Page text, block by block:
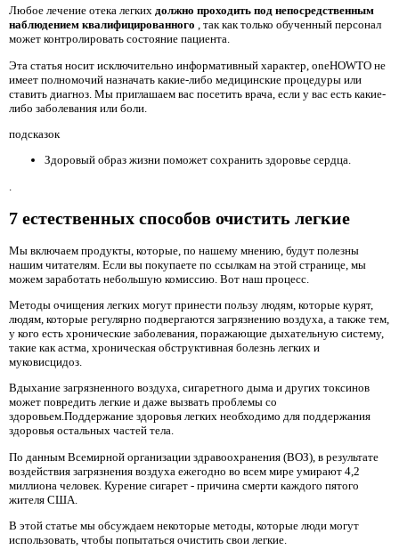
Любое лечение отека легких должно проходить под непосредственным
наблюдением квалифицированного , так как только обученный персонал
может контролировать состояние пациента.
Эта статья носит исключительно информативный характер, oneHOWTO не
имеет полномочий назначать какие-либо медицинские процедуры или
ставить диагноз. Мы приглашаем вас посетить врача, если у вас есть какие-
либо заболевания или боли.
подсказок
Здоровый образ жизни поможет сохранить здоровье сердца.
7 естественных способов очистить легкие
Мы включаем продукты, которые, по нашему мнению, будут полезны
нашим читателям. Если вы покупаете по ссылкам на этой странице, мы
можем заработать небольшую комиссию. Вот наш процесс.
Методы очищения легких могут принести пользу людям, которые курят,
людям, которые регулярно подвергаются загрязнению воздуха, а также тем,
у кого есть хронические заболевания, поражающие дыхательную систему,
такие как астма, хроническая обструктивная болезнь легких и
муковисцидоз.
Вдыхание загрязненного воздуха, сигаретного дыма и других токсинов
может повредить легкие и даже вызвать проблемы со
здоровьем.Поддержание здоровья легких необходимо для поддержания
здоровья остальных частей тела.
По данным Всемирной организации здравоохранения (ВОЗ), в результате
воздействия загрязнения воздуха ежегодно во всем мире умирают 4,2
миллиона человек. Курение сигарет - причина смерти каждого пятого
жителя США.
В этой статье мы обсуждаем некоторые методы, которые люди могут
использовать, чтобы попытаться очистить свои легкие.